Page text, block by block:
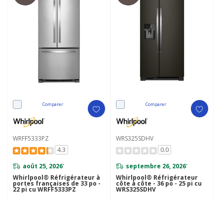
Comparer
WRFF5333PZ
4.3
août 25, 2026*
Whirlpool® Réfrigérateur à
portes françaises de 33 po -
22 pi cu WRFF5333PZ
Comparer
WRS325SDHV
0.0
septembre 26, 2026*
Whirlpool® Réfrigérateur
côte à côte - 36 po - 25 pi cu
WRS325SDHV